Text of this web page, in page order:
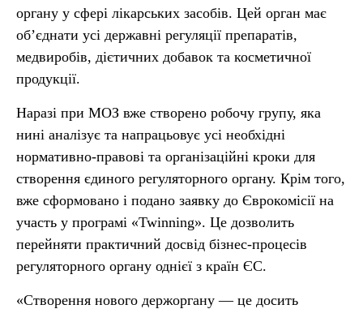
органу у сфері лікарських засобів. Цей орган має
об’єднати усі державні регуляції препаратів,
медвиробів, дієтичних добавок та косметичної
продукції.
Наразі при МОЗ вже створено робочу групу, яка
нині аналізує та напрацьовує усі необхідні
нормативно-правові та організаційні кроки для
створення єдиного регуляторного органу. Крім того,
вже сформовано і подано заявку до Єврокомісії на
участь у програмі «Twinning». Це дозволить
перейняти практичний досвід бізнес-процесів
регуляторного органу однієї з країн ЄС.
«Створення нового держоргану — це досить